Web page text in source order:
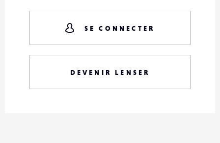
SE CONNECTER
DEVENIR LENSER